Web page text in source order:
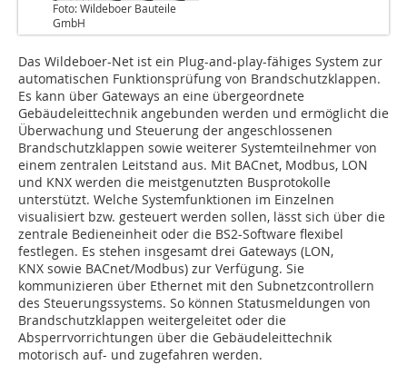
Foto: Wildeboer Bauteile
GmbH
Das Wildeboer-Net ist ein Plug-and-play-fähiges System zur
automatischen Funktionsprüfung von Brandschutzklappen.
Es kann über Gateways an eine übergeordnete
Gebäudeleittechnik angebunden werden und ermöglicht die
Überwachung und Steuerung der angeschlossenen
Brandschutzklappen sowie weiterer Systemteilnehmer von
einem zentralen Leitstand aus. Mit BACnet, Modbus, LON
und KNX werden die meistgenutzten Busprotokolle
unterstützt. Welche Systemfunktionen im Einzelnen
visualisiert bzw. gesteuert werden sollen, lässt sich über die
zentrale Bedieneinheit oder die BS2-Software flexibel
festlegen. Es stehen insgesamt drei Gateways (LON,
KNX sowie BACnet/Modbus) zur Verfügung. Sie
kommunizieren über Ethernet mit den Subnetzcontrollern
des Steuerungssystems. So können Statusmeldungen von
Brandschutzklappen weitergeleitet oder die
Absperrvorrichtungen über die Gebäudeleittechnik
motorisch auf- und zugefahren werden.